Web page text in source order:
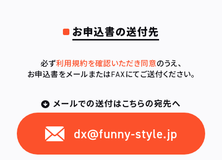
お申込書の送付先
必ず利用規約を確認いただき同意のうえ、
お申込書をメールまたはFAXにてご送付ください。
メールでの送付はこちらの宛先へ
dx@funny-style.jp